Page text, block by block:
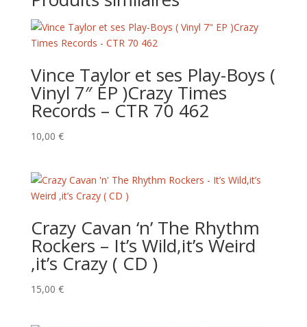
Vince Taylor et ses Play-Boys (
Vinyl 7″ EP )Crazy Times
Records – CTR 70 462
10,00 €
Crazy Cavan ‘n’ The Rhythm
Rockers – It’s Wild,it’s Weird
,it’s Crazy ( CD )
15,00 €